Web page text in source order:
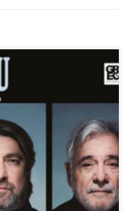
el Festival Grec
pasado
Teatre Grec su
de Andrés Lima, y
[…]